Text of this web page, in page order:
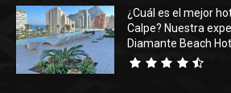
¿Cuál es el mejor
Calpe? Nuestra
Diamante Beach